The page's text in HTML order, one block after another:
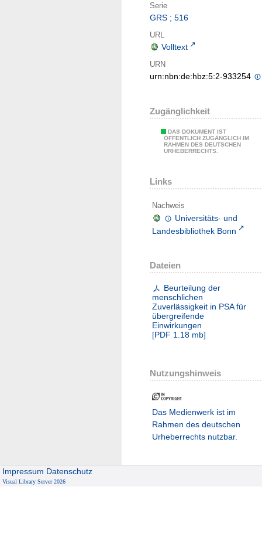
Serie
GRS ; 516
URL
Volltext
URN
urn:nbn:de:hbz:5:2-933254
Zugänglichkeit
DAS DOKUMENT IST
ÖFFENTLICH ZUGÄNGLICH IM
RAHMEN DES DEUTSCHEN
URHEBERRECHTS.
Links
Nachweis
Universitäts- und
Landesbibliothek Bonn
Dateien
Beurteilung der
menschlichen
Zuverlässigkeit in PSA für
übergreifende
Einwirkungen
[PDF 1.18 mb]
Nutzungshinweis
Das Medienwerk ist im
Rahmen des deutschen
Urheberrechts nutzbar.
Impressum Datenschutz
Visual Library Server 2026